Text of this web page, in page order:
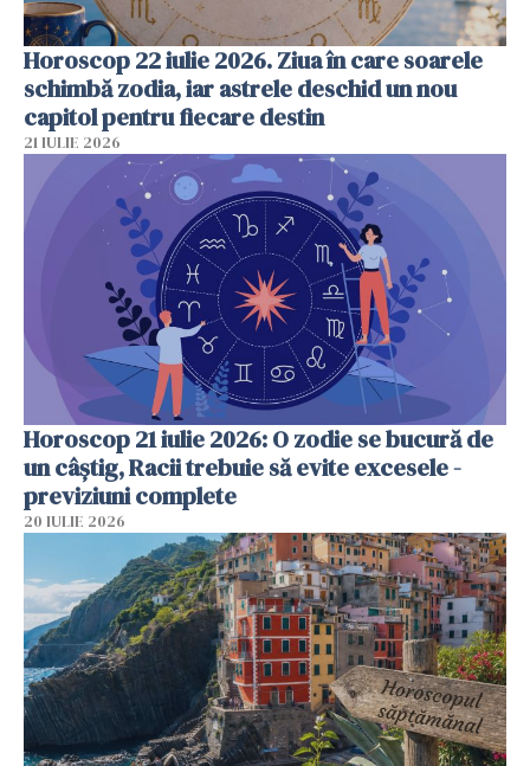
Horoscop 22 iulie 2026. Ziua în care soarele
schimbă zodia, iar astrele deschid un nou
capitol pentru fiecare destin
21 IULIE 2026
Horoscop 21 iulie 2026: O zodie se bucură de
un câștig, Racii trebuie să evite excesele -
previziuni complete
20 IULIE 2026